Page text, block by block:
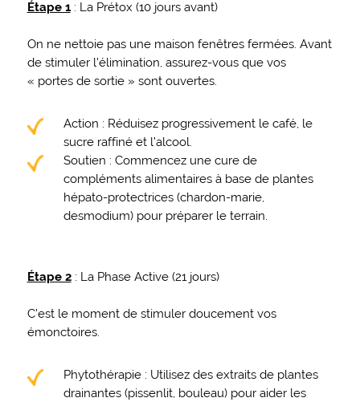
Étape 1: La Prétox (10 jours avant)
On ne nettoie pas une maison fenêtres fermées. Avant
de stimuler l’élimination, assurez-vous que vos
« portes de sortie » sont ouvertes.
Action : Réduisez progressivement le café, le
sucre raffiné et l’alcool.
Soutien : Commencez une cure de
compléments alimentaires à base de plantes
hépato-protectrices (chardon-marie,
desmodium) pour préparer le terrain.
Étape 2: La Phase Active (21 jours)
C’est le moment de stimuler doucement vos
émonctoires.
Phytothérapie : Utilisez des extraits de plantes
drainantes (pissenlit, bouleau) pour aider les